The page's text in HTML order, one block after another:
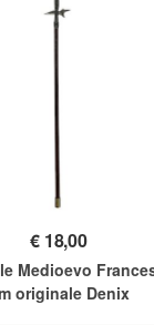
€ 18,00
Medioevo
originale Denix